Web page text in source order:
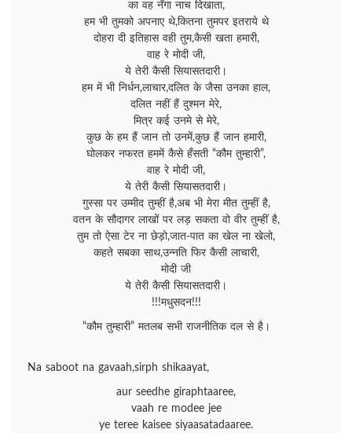
का वह नँगा नाच दिखाता,
हम भी तुमको अपनाए थे,कितना तुमपर इतराये थे
दोहरा दी इतिहास वही तुम,कैसी खता हमारी,
वाह रे मोदी जी,
ये तेरी कैसी सियासतदारी।
हम में भी निर्धन,लाचार,दलित के जैसा उनका हाल,
दलित नहीं हैं दुश्मन मेरे,
मित्र कई उनमे से मेरे,
कुछ के हम हैं जान तो उनमें,कुछ हैं जान हमारी,
घोलकर नफरत हममें कैसे हँसती “कौम तुम्हारी”,
वाह रे मोदी जी,
ये तेरी कैसी सियासतदारी।
गुस्सा पर उम्मीद तुम्हीं है,अब भी मेरा मीत तुम्हीं है,
वतन के सौदागर लाखों पर लड़ सकता वो वीर तुम्हीं है,
तुम तो ऐसा टेर ना छेड़ो,जात-पात का खेल ना खेलो,
कहते सबका साथ,उन्नति फिर कैसी लाचारी,
मोदी जी
ये तेरी कैसी सियासतदारी।
!!!मधुसदन!!!
“कौम तुम्हारी” मतलब सभी राजनीतिक दल से है।
Na saboot na gavaah,sirph shikaayat,
aur seedhe giraphtaaree,
vaah re modee jee
ye teree kaisee siyaasatadaaree.